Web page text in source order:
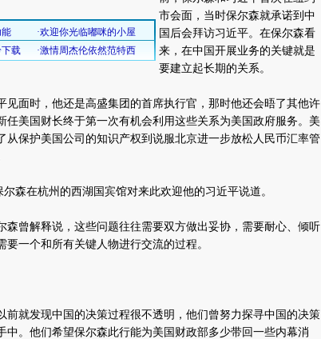
市会面，当时保尔森就承诺到中
国后会拜访习近平。在保尔森看
来，在中国开展业务的关键就是
要建立起长期的关系。
面时，他还是高盛集团的首席执行官，那时他还会晤了其他许
任美国财长终于第一次有机会利用这些关系为美国政府服务。美
从保护美国公司的知识产权到说服北京进一步放松人民币汇率管
森在杭州的西湖国宾馆对来此欢迎他的习近平说道。
曾解释说，这些问题往往需要双方做出妥协，需要耐心、倾听
一个和所有关键人物进行交流的过程。
就发现中国的决策过程很不透明，他们曾努力探寻中国的决策
中。他们希望保尔森此行能为美国财政部多少带回一些内幕消